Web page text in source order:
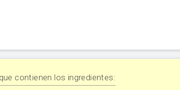
contienen los ingredientes: